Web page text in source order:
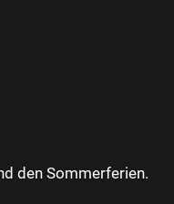
den Sommerferien.